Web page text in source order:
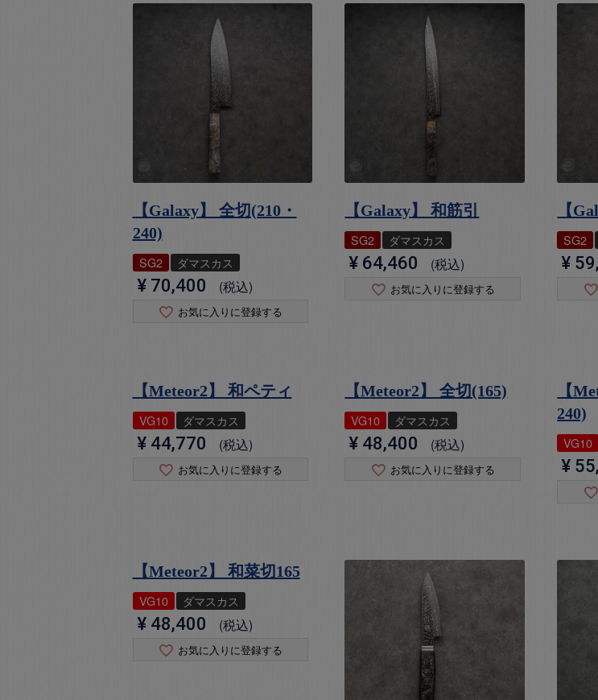
【Galaxy】 全切(210・
240)
SG2 ダマスカス
¥ 70,400 税込
お気に入りに登録する
【Galaxy】 和筋引
SG2 ダマスカス
¥ 64,460 税込
お気に入りに登録する
【
SG2
¥
【Meteor2】 和ペティ
VG10 ダマスカス
¥ 44,770 税込
お気に入りに登録する
【Meteor2】 全切(165)
VG10 ダマスカス
¥ 48,400 税込
お気に入りに登録する
【
240)
VG10
¥
【Meteor2】 和菜切165
VG10 ダマスカス
¥ 48,400 税込
お気に入りに登録する